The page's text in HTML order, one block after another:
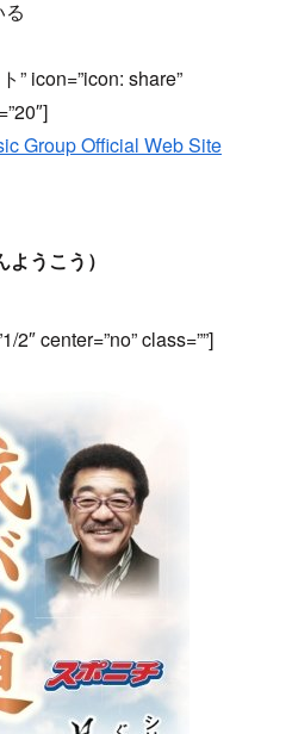
” icon=”icon: share”
Group Official Web Site
うこう）
center=”no” class=””]